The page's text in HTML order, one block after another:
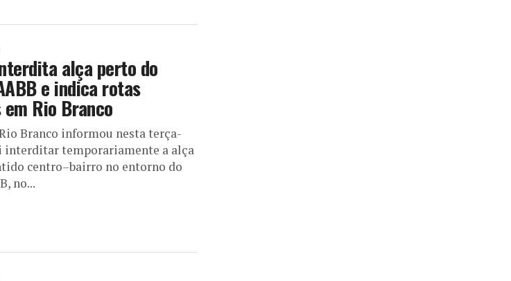
alça perto do
e indica rotas
Rio Branco
Branco informou nesta terça-
interditar temporariamente a alça
centro–bairro no entorno do
no...